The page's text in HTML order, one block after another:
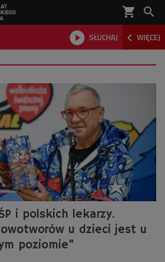
shopping_cart 
 SŁUCHAJ  WIĘCEJ

i polskich lekarzy.
u dzieci jest u
poziomie"